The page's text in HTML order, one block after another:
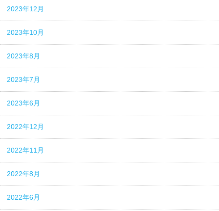
2023年12月
2023年10月
2023年8月
2023年7月
2023年6月
2022年12月
2022年11月
2022年8月
2022年6月